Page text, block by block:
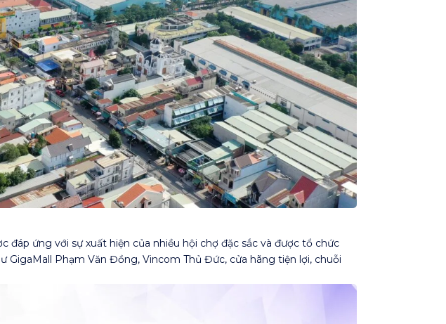
ứng với sự xuất hiện của nhiều hội chợ đặc sắc và được tổ chức
Phạm Văn Đồng, Vincom Thủ Đức, cửa hãng tiện lợi, chuỗi